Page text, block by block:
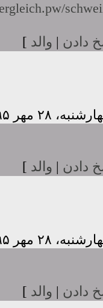
دادن | والد ]
دادن | والد ]
دادن | والد ]